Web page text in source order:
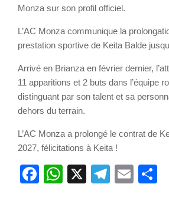
Monza sur son profil officiel.
L’AC Monza communique la
prestation sportive de Keita Balde
Arrivé en Brianza en février dernier,
11 apparitions et 2 buts dans l’équipe
distinguant par son talent et sa
dehors du terrain.
L’AC Monza a prolongé le contrat de
2027, félicitations à Keita !
Facebook
WhatsApp
X